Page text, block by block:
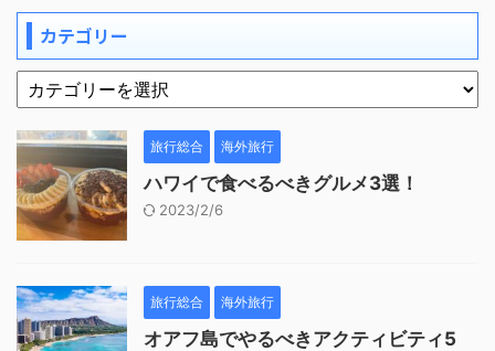
カテゴリー
旅行総合 海外旅行
ハワイで食べるべきグルメ3選！
2023/2/6
旅行総合 海外旅行
オアフ島でやるべきアクティビティ5